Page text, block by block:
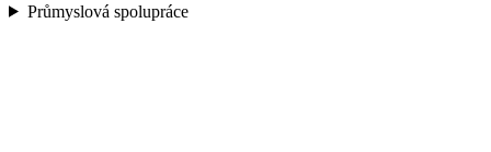
Průmyslová spolupráce